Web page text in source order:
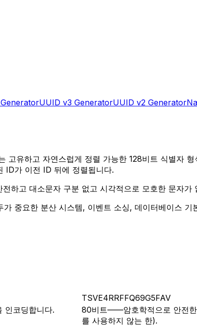
UUID v3 GeneratorUUID v2 Generator
고유하고 자연스럽게 정렬 가능한 128비트 식별자
가 이전 ID 뒤에 정렬됩니다.
하고 대소문자 구분 없고 시각적으로 모호한 문자가
중요한 분산 시스템, 이벤트 소싱, 데이터베이스
TSVE4RRFFQ69G5FAV
코딩합니다.
80비트——암호학적으로 안전한
를 사용하지 않는 한).